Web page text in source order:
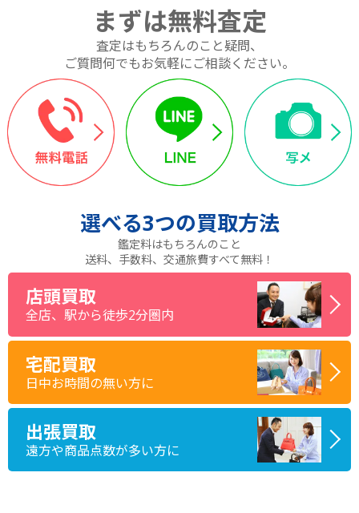
まずは無料査定
査定はもちろんのこと疑問、
ご質問何でもお気軽にご相談ください。
選べる3つの買取方法
鑑定料はもちろんのこと
送料、手数料、交通旅費すべて無料！
店頭買取
全店、駅から徒歩2分圏内
宅配買取
日中お時間の無い方に
出張買取
遠方や商品点数が多い方に